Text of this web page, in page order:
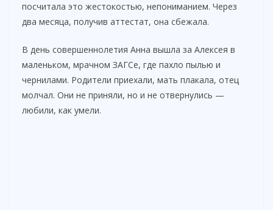
посчитала это жестокостью, непониманием. Через
два месяца, получив аттестат, она сбежала.
В день совершеннолетия Анна вышла за Алексея в
маленьком, мрачном ЗАГСе, где пахло пылью и
чернилами. Родители приехали, мать плакала, отец
молчал. Они не приняли, но и не отвернулись —
любили, как умели.